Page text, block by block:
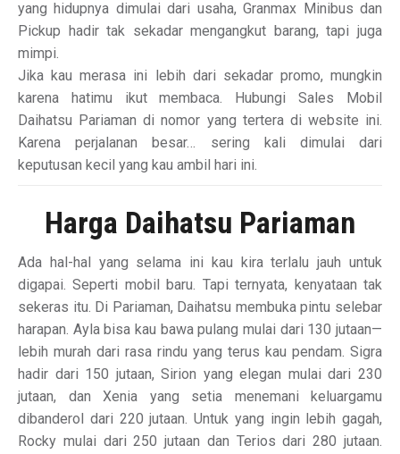
yang hidupnya dimulai dari usaha, Granmax Minibus dan
Pickup hadir tak sekadar mengangkut barang, tapi juga
mimpi.
Jika kau merasa ini lebih dari sekadar promo, mungkin
karena hatimu ikut membaca. Hubungi Sales Mobil
Daihatsu Pariaman di nomor yang tertera di website ini.
Karena perjalanan besar… sering kali dimulai dari
keputusan kecil yang kau ambil hari ini.
Harga Daihatsu Pariaman
Ada hal-hal yang selama ini kau kira terlalu jauh untuk
digapai. Seperti mobil baru. Tapi ternyata, kenyataan tak
sekeras itu. Di Pariaman, Daihatsu membuka pintu selebar
harapan. Ayla bisa kau bawa pulang mulai dari 130 jutaan—
lebih murah dari rasa rindu yang terus kau pendam. Sigra
hadir dari 150 jutaan, Sirion yang elegan mulai dari 230
jutaan, dan Xenia yang setia menemani keluargamu
dibanderol dari 220 jutaan. Untuk yang ingin lebih gagah,
Rocky mulai dari 250 jutaan dan Terios dari 280 jutaan.